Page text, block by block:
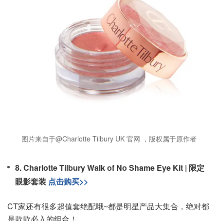
图片来自于@Charlotte Tilbury UK 官网 ，版权属于原作者
8. Charlotte Tilbury Walk of No Shame Eye Kit | 限定
眼影套装 点击购买>>
CT家还有很多超值套绝配哦~都是明星产品大集合，绝对都